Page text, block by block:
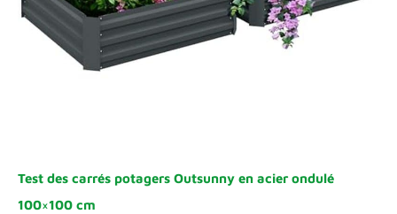
Test des carrés potagers Outsunny en acier ondulé
100×100 cm